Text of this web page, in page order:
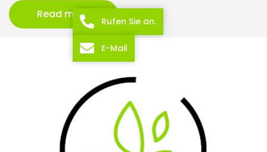
Read more
Rufen Sie an.
E-Mail